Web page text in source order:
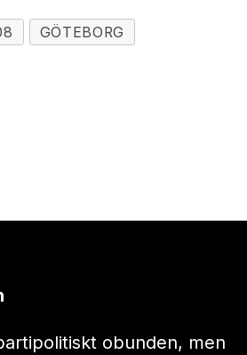
GÖTEBORG
obunden, men